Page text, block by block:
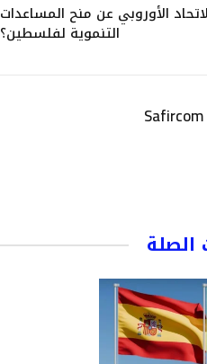
الأوروبي عن منح المساعدات
التنموية لفلسطين؟
Safircom
الصلة